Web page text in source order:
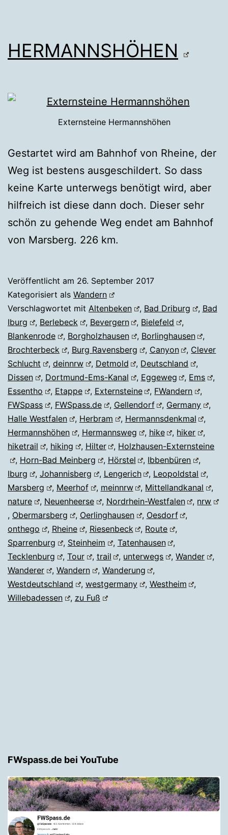
HERMANNSHÖHEN
Externsteine Hermannshöhen
Gestartet wird am Bahnhof von Rheine, der
Weg ist bestens ausgeschildert. So dass
keine Karte unterwegs benötigt wird, aber
hilfreich ist diese dann doch. Dieser sehr
schön zu gehende Weg endet am Bahnhof
von Marsberg. 226 km.
Veröffentlicht am 26. September 2017
Kategorisiert als Wandern
Verschlagwortet mit Altenbeken , Bad Driburg , Bad
Iburg
, Berlebeck , Bevergern , Bielefeld
,
Blankenrode
, Borgholzhausen , Borlinghausen
,
Brochterbeck
, Burg Ravensberg , Canyon , Clever
Schlucht
, deinnrw , Detmold , Deutschland
,
Dissen
, Dortmund-Ems-Kanal , Eggeweg , Ems
,
Essentho
, Etappe , Externsteine , FWandern
,
FWSpass
, FWSpass.de , Gellendorf , Germany
,
Halle Westfalen
, Herbram , Hermannsdenkmal
,
Hermannshöhen
, Hermannsweg , hike , hiker
,
hiketrail
, hiking , Hilter , Holzhausen-Externsteine
, Horn-Bad Meinberg , Hörstel , Ibbenbüren
,
Iburg
, Johannisberg , Lengerich , Leopoldstal
,
Marsberg
, Meerhof , meinnrw , Mittellandkanal
,
nature
, Neuenheerse , Nordrhein-Westfalen , nrw
, Obermarsberg , Oerlinghausen , Oesdorf
,
onthego
, Rheine , Riesenbeck , Route
,
Sparrenburg
, Steinheim , Tatenhausen
,
Tecklenburg
, Tour , trail , unterwegs ,Wander
,
Wanderer
, Wandern , Wanderung
,
Westdeutschland
, westgermany , Westheim
,
Willebadessen
, zu Fuß
FWspass.de bei YouTube